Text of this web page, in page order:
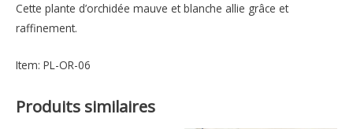
Cette plante d’orchidée mauve et blanche allie grâce et
raffinement.
Item: PL-OR-06
Produits similaires